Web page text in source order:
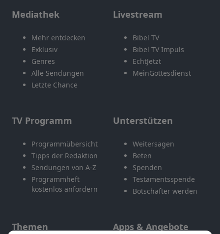
Mediathek
Mehr entdecken
Exklusiv
Genres
Alle Sendungen
Letzte Chance
Livestream
Bibel TV
Bibel TV Impuls
EchtJetzt
MeinGottesdienst
TV Programm
Programmübersicht
Tipps der Redaktion
Sendungen von A-Z
Programmheft
kostenlos anfordern
Unterstützen
Weitersagen
Beten
Spenden
Testamentsspende
Botschafter werden
Themen Apps & Angebote